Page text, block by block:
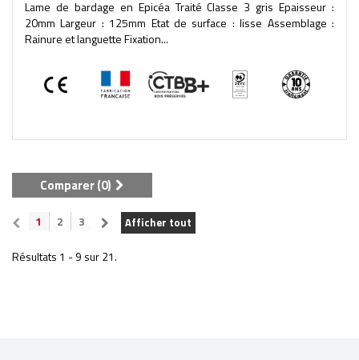
Lame de bardage en Epicéa Traité Classe 3 gris Epaisseur :
20mm Largeur : 125mm Etat de surface : lisse Assemblage :
Rainure et languette Fixation...
Comparer (0)
Afficher tout
1 2 3
Résultats 1 - 9 sur 21.